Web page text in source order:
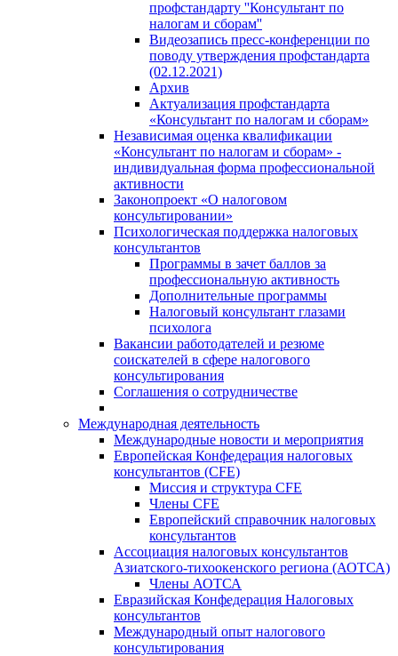
профстандарту ''Консультант по
налогам и сборам''
Видеозапись пресс-конференции по
поводу утверждения профстандарта
(02.12.2021)
Архив
Актуализация профстандарта
«Консультант по налогам и сборам»
Независимая оценка квалификации
«Консультант по налогам и сборам» -
индивидуальная форма профессиональной
активности
Законопроект «О налоговом
консультировании»
Психологическая поддержка налоговых
консультантов
Программы в зачет баллов за
профессиональную активность
Дополнительные программы
Налоговый консультант глазами
психолога
Вакансии работодателей и резюме
соискателей в сфере налогового
консультирования
Соглашения о сотрудничестве
Международная деятельность
Международные новости и мероприятия
Европейская Конфедерация налоговых
консультантов (CFE)
Миссия и структура CFE
Члены CFE
Европейский справочник налоговых
консультантов
Ассоциация налоговых консультантов
Азиатского-тихоокенского региона (АОТСА)
Члены АОТСА
Евразийская Конфедерация Налоговых
консультантов
Международный опыт налогового
консультирования